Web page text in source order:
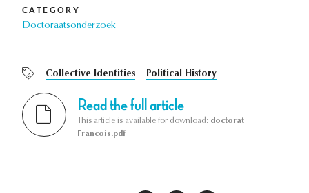
CATEGORY
Doctoraatsonderzoek
Collective Identities Political History
Read the full article
This article is available for download: doctorat
Francois.pdf